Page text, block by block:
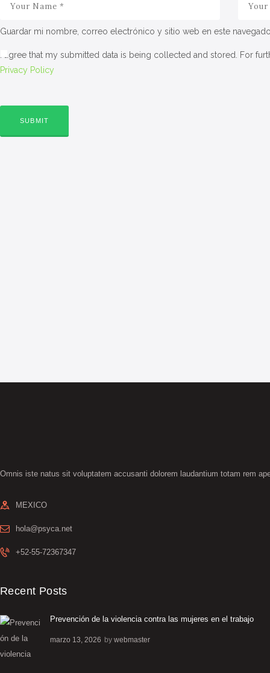
Guardar mi nombre, correo electrónico y sitio web en este
I agree that my submitted data is being collected and stored. For
Privacy Policy
Omnis iste natus sit voluptatem accusanti dolorem laudantium totam rem
MEXICO
hola@psyca.net
+52-55-72367347
Recent Posts
Prevención de la violencia contra las mujeres en el trabajo
marzo 13, 2026 by webmaster